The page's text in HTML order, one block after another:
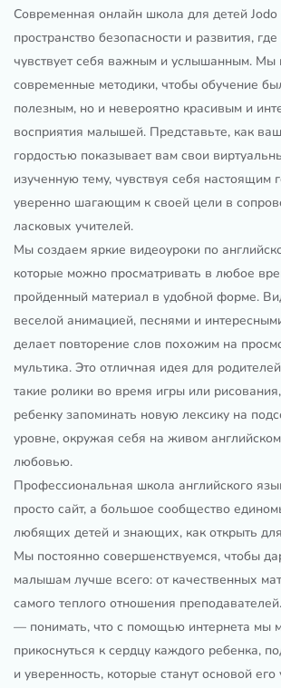
Современная онлайн школа для детей Jodo
пространство безопасности и развития,
чувствует себя важным и услышанным. Мы
современные методики, чтобы обучение
полезным, но и невероятно красивым и
восприятия малышей. Представьте, как
гордостью показывает вам свои
изученную тему, чувствуя себя настоящим
уверенно шагающим к своей цели в
ласковых учителей.
Мы создаем яркие видеоуроки по
которые можно просматривать в любое
пройденный материал в удобной форме.
веселой анимацией, песнями и
делает повторение слов похожим на
мультика. Это отличная идея для
такие ролики во время игры или
ребенку запоминать новую лексику на
уровне, окружая себя на живом
любовью.
Профессиональная школа английского
просто сайт, а большое сообщество
любящих детей и знающих, как открыть
Мы постоянно совершенствуемся, чтобы
малышам лучше всего: от качественных
самого теплого отношения
— понимать, что с помощью интернета мы
прикоснуться к сердцу каждого ребенка,
и уверенность, которые станут основой